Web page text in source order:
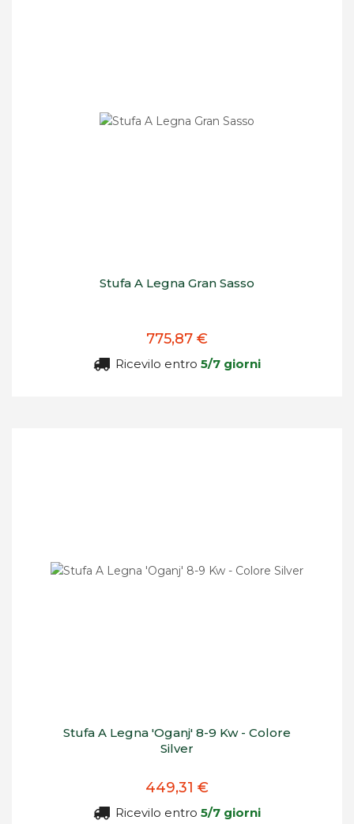
Stufa A Legna Gran Sasso
775,87 €
Ricevilo entro 5/7 giorni
Stufa A Legna 'Oganj' 8-9 Kw - Colore
Silver
449,31 €
Ricevilo entro 5/7 giorni